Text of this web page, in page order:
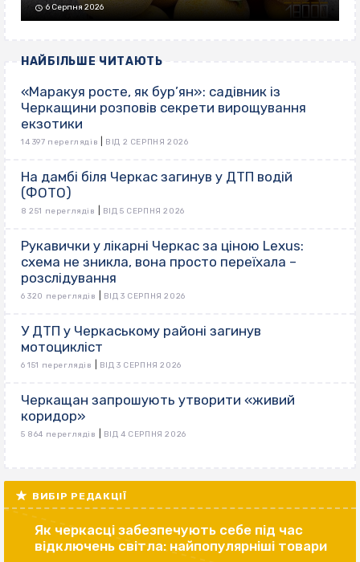
6 Серпня 2026
НАЙБІЛЬШЕ ЧИТАЮТЬ
«Маракуя росте, як бур’ян»: садівник із
Черкащини розповів секрети вирощування
екзотики
14 397 переглядів ВІД 2 СЕРПНЯ 2026
На дамбі біля Черкас загинув у ДТП водій
(ФОТО)
8 251 переглядів ВІД 5 СЕРПНЯ 2026
Рукавички у лікарні Черкас за ціною Lexus:
схема не зникла, вона просто переїхала –
розслідування
6 320 переглядів ВІД 3 СЕРПНЯ 2026
У ДТП у Черкаському районі загинув
мотоцикліст
6 151 переглядів ВІД 3 СЕРПНЯ 2026
Черкащан запрошують утворити «живий
коридор»
5 864 переглядів ВІД 4 СЕРПНЯ 2026
ВИБІР РЕДАКЦІЇ
Як черкасці забезпечують себе під час
відключень світла: найпопулярніші товари